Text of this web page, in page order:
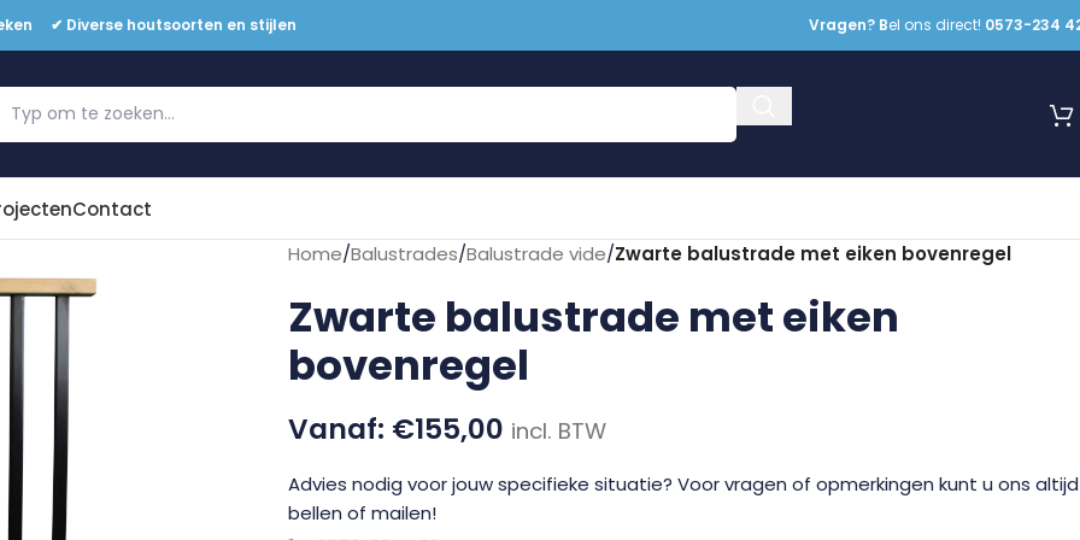
✔ Diverse houtsoorten en stijlen Vragen? Bel ons direct! 0573-234
Contact
Home/Balustrades/Balustrade vide/Zwarte balustrade met eiken bovenregel
Zwarte balustrade met eiken
bovenregel
€155,00 incl. BTW
Advies nodig voor jouw specifieke situatie? Voor vragen of opmerkingen kunt u ons altijd
bellen of mailen!